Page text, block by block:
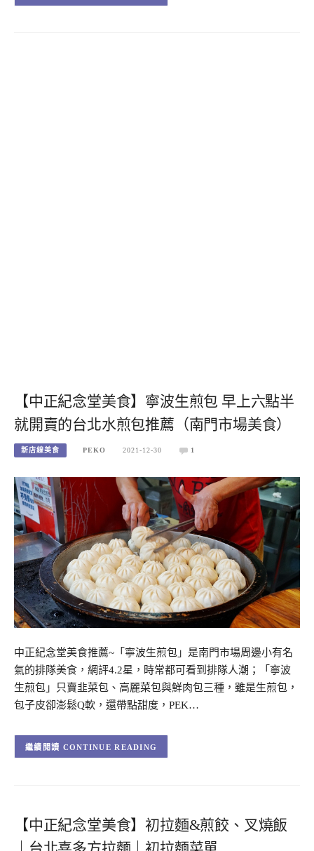
【中正紀念堂美食】寧波生煎包 早上六點半
就開賣的台北水煎包推薦（南門市場美食）
新店線美食 PEKO 2021-12-30 1
中正紀念堂美食推薦~「寧波生煎包」是南門市場周邊小有名
氣的排隊美食，網評4.2星，時常都可看到排隊人潮；「寧波
生煎包」只賣韭菜包、高麗菜包與鮮肉包三種，雖是生煎包，
包子皮卻澎鬆Q軟，還帶點甜度，PEK…
CONTINUE READING
【中正紀念堂美食】初拉麵&煎餃、叉燒飯